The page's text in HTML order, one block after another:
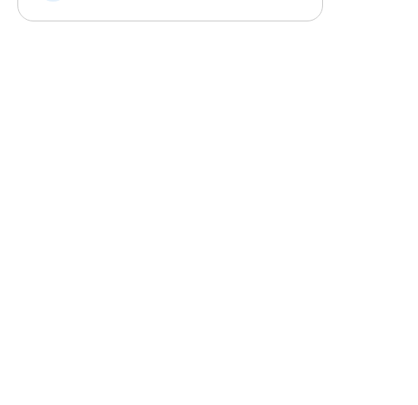
finden oder B) den gezahlten Betrag vollständig